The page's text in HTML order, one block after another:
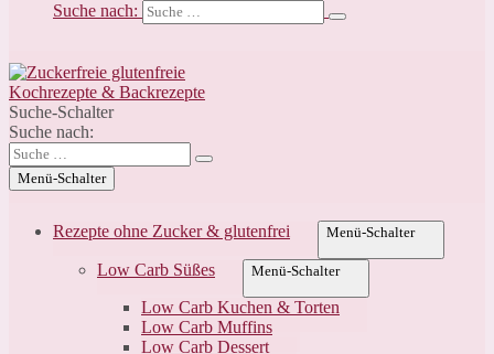
Suche nach:
Suche-Schalter
Suche nach:
Menü-Schalter
Rezepte ohne Zucker & glutenfrei Menü-Schalter
Low Carb Süßes Menü-Schalter
Low Carb Kuchen & Torten
Low Carb Muffins
Low Carb Dessert